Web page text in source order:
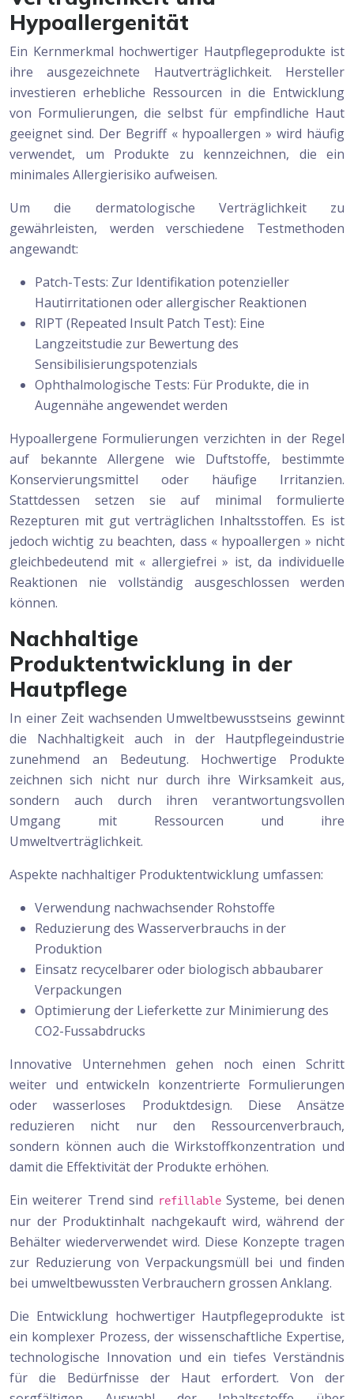
Hypoallergenität
Ein Kernmerkmal hochwertiger Hautpflegeprodukte ist
ihre ausgezeichnete Hautverträglichkeit. Hersteller
investieren erhebliche Ressourcen in die Entwicklung
von Formulierungen, die selbst für empfindliche Haut
geeignet sind. Der Begriff « hypoallergen » wird häufig
verwendet, um Produkte zu kennzeichnen, die ein
minimales Allergierisiko aufweisen.
Um die dermatologische Verträglichkeit zu
gewährleisten, werden verschiedene Testmethoden
angewandt:
Patch-Tests: Zur Identifikation potenzieller
Hautirritationen oder allergischer Reaktionen
RIPT (Repeated Insult Patch Test): Eine
Langzeitstudie zur Bewertung des
Sensibilisierungspotenzials
Ophthalmologische Tests: Für Produkte, die in
Augennähe angewendet werden
Hypoallergene Formulierungen verzichten in der Regel
auf bekannte Allergene wie Duftstoffe, bestimmte
Konservierungsmittel oder häufige Irritanzien.
Stattdessen setzen sie auf minimal formulierte
Rezepturen mit gut verträglichen Inhaltsstoffen. Es ist
jedoch wichtig zu beachten, dass « hypoallergen » nicht
gleichbedeutend mit « allergiefrei » ist, da individuelle
Reaktionen nie vollständig ausgeschlossen werden
können.
Nachhaltige
Produktentwicklung in der
Hautpflege
In einer Zeit wachsenden Umweltbewusstseins gewinnt
die Nachhaltigkeit auch in der Hautpflegeindustrie
zunehmend an Bedeutung. Hochwertige Produkte
zeichnen sich nicht nur durch ihre Wirksamkeit aus,
sondern auch durch ihren verantwortungsvollen
Umgang mit Ressourcen und ihre
Umweltverträglichkeit.
Aspekte nachhaltiger Produktentwicklung umfassen:
Verwendung nachwachsender Rohstoffe
Reduzierung des Wasserverbrauchs in der
Produktion
Einsatz recycelbarer oder biologisch abbaubarer
Verpackungen
Optimierung der Lieferkette zur Minimierung des
CO2-Fussabdrucks
Innovative Unternehmen gehen noch einen Schritt
weiter und entwickeln konzentrierte Formulierungen
oder wasserloses Produktdesign. Diese Ansätze
reduzieren nicht nur den Ressourcenverbrauch,
sondern können auch die Wirkstoffkonzentration und
damit die Effektivität der Produkte erhöhen.
Ein weiterer Trend sind refillable Systeme, bei denen
nur der Produktinhalt nachgekauft wird, während der
Behälter wiederverwendet wird. Diese Konzepte tragen
zur Reduzierung von Verpackungsmüll bei und finden
bei umweltbewussten Verbrauchern grossen Anklang.
Die Entwicklung hochwertiger Hautpflegeprodukte ist
ein komplexer Prozess, der wissenschaftliche Expertise,
technologische Innovation und ein tiefes Verständnis
für die Bedürfnisse der Haut erfordert. Von der